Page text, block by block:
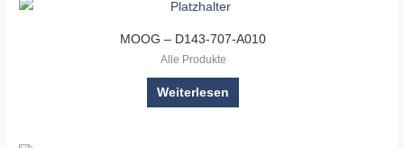
MOOG – D143-707-A010
Alle Produkte
Weiterlesen